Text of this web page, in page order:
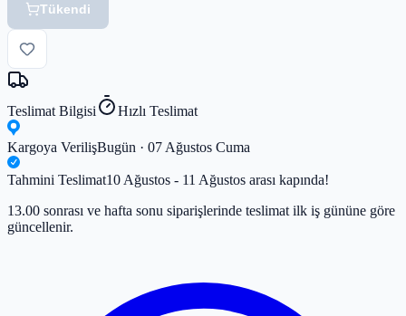
Tükendi
Teslimat Bilgisi Hızlı Teslimat
Kargoya VerilişBugün · 07 Ağustos Cuma
Tahmini Teslimat10 Ağustos - 11 Ağustos arası kapında!
13.00 sonrası ve hafta sonu siparişlerinde teslimat ilk iş gününe göre
güncellenir.